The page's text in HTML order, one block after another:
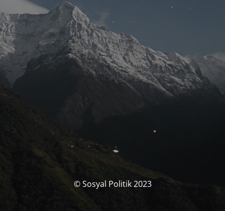
© Sosyal Politik 2023